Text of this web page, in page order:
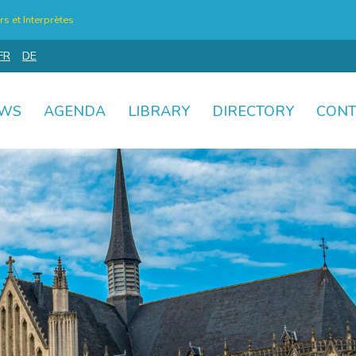
et Interprètes
DE
AGENDA LIBRARY DIRECTORY